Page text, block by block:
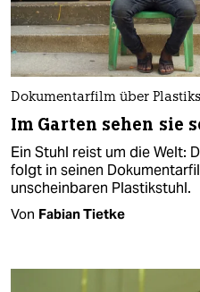
Dokumentarfilm über
Im Garten sehen sie
Ein Stuhl reist um die Welt:
folgt in seinen
unscheinbaren Plastikstuhl.
Von Fabian Tietke